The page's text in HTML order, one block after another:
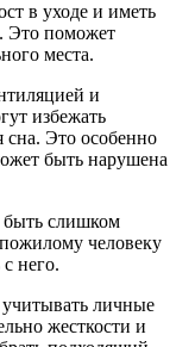
в уходе и иметь
Это поможет
места.
и
избежать
сна. Это особенно
быть нарушена
быть слишком
человеку
него.
личные
жесткости и